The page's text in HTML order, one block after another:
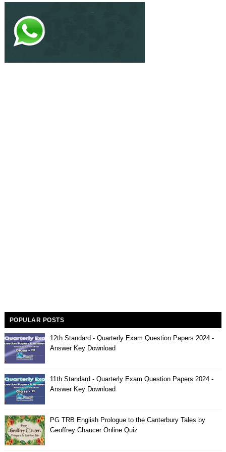
POPULAR POSTS
12th Standard - Quarterly Exam Question Papers 2024 -
Answer Key Download
11th Standard - Quarterly Exam Question Papers 2024 -
Answer Key Download
PG TRB English Prologue to the Canterbury Tales by
Geoffrey Chaucer Online Quiz